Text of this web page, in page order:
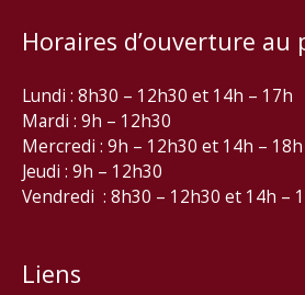
Horaires d’ouverture au
Lundi : 8h30 – 12h30 et 14h – 17h
Mardi : 9h – 12h30
Mercredi : 9h – 12h30 et 14h – 18h
Jeudi : 9h – 12h30
Vendredi : 8h30 – 12h30 et 14h –
Liens